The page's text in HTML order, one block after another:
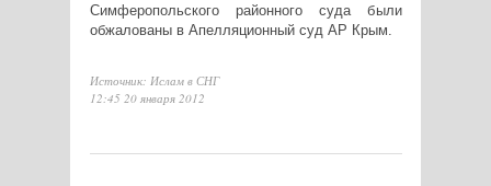
Симферопольского районного суда были
обжалованы в Апелляционный суд АР Крым.
Источник: Ислам в СНГ
12:45 20 января 2012